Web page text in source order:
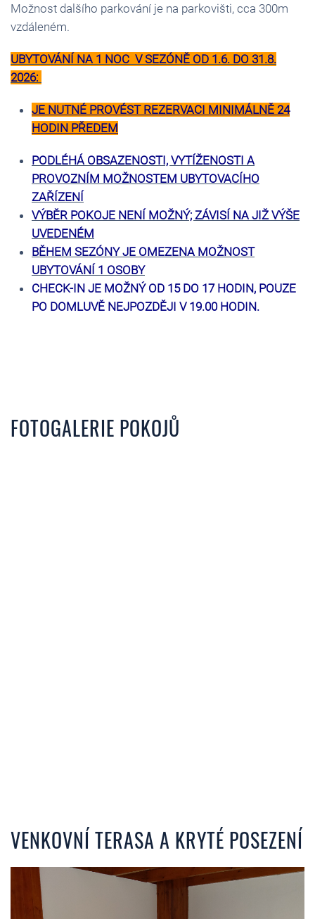
Možnost dalšího parkování je na parkovišti, cca 300m
vzdáleném.
UBYTOVÁNÍ NA 1 NOC V SEZÓNĚ OD 1.6. DO 31.8.
2026:
JE NUTNÉ PROVÉST REZERVACI MINIMÁLNĚ 24
HODIN PŘEDEM
PODLÉHÁ OBSAZENOSTI, VYTÍŽENOSTI A
PROVOZNÍM MOŽNOSTEM UBYTOVACÍHO
ZAŘÍZENÍ
VÝBĚR POKOJE NENÍ MOŽNÝ; ZÁVISÍ NA JIŽ VÝŠE
UVEDENÉM
BĚHEM SEZÓNY JE OMEZENA MOŽNOST
UBYTOVÁNÍ 1 OSOBY
CHECK-IN JE MOŽNÝ OD 15 DO 17 HODIN, POUZE
PO DOMLUVĚ NEJPOZDĚJI V 19.00 HODIN.
FOTOGALERIE POKOJŮ
VENKOVNÍ TERASA A KRYTÉ POSEZENÍ